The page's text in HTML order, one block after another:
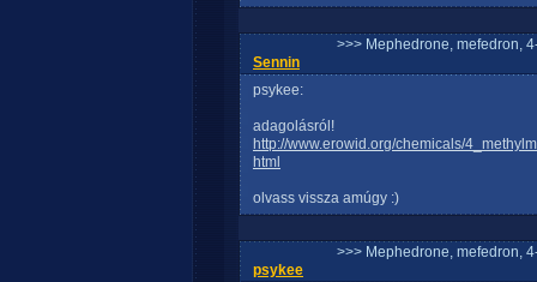
>>> Mephedrone, mefedron,
Sennin
psykee:
adagolásról!
http://www.erowid.org/chemicals/
html
olvass vissza amúgy :)
>>> Mephedrone, mefedron,
psykee